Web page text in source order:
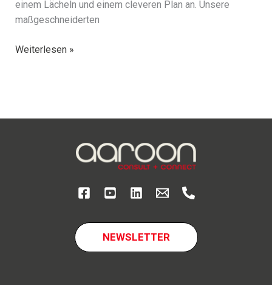
einem Lächeln und einem cleve­ren Plan an. Unsere
maßge­schnei­der­ten
Unternehmen
Weiterlesen »
NEWSLETTER